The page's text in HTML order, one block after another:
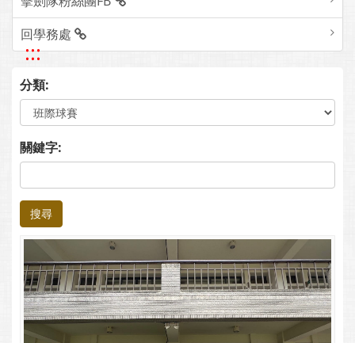
回學務處
:::
分類:
關鍵字:
搜尋